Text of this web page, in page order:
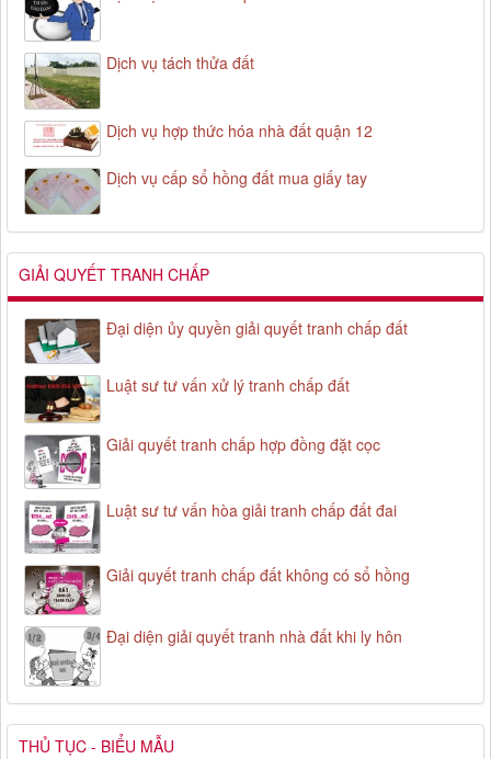
Dịch vụ tách thửa đất
Dịch vụ hợp thức hóa nhà đất quận 12
Dịch vụ cấp sổ hồng đất mua giấy tay
GIẢI QUYẾT TRANH CHẤP
Đại diện ủy quyền giải quyết tranh chấp đất
Luật sư tư vấn xử lý tranh chấp đất
Giải quyết tranh chấp hợp đồng đặt cọc
Luật sư tư vấn hòa giải tranh chấp đất đai
Giải quyết tranh chấp đất không có sổ hồng
Đại diện giải quyết tranh nhà đất khi ly hôn
THỦ TỤC - BIỂU MẪU